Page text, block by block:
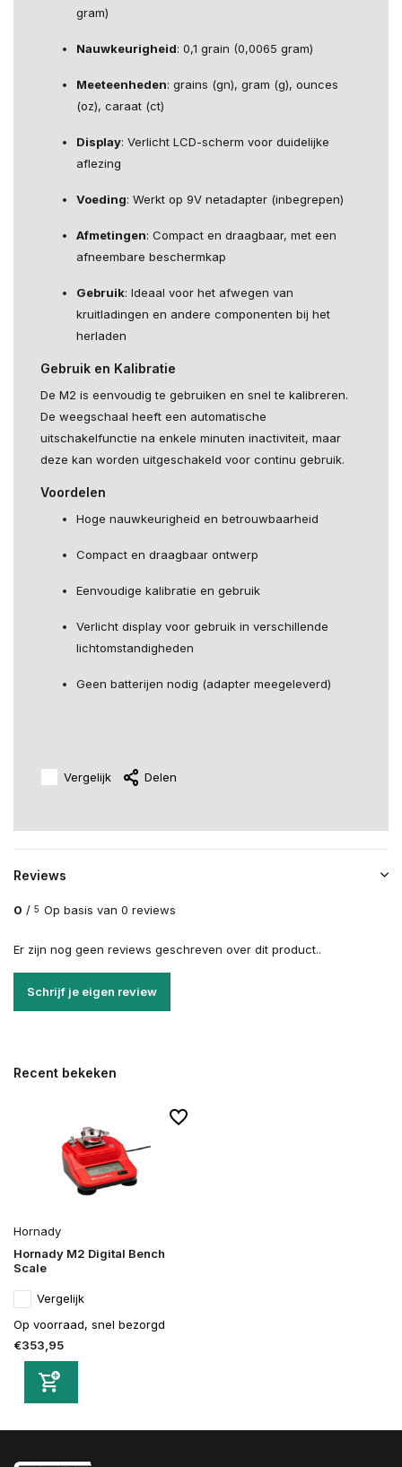
gram)
Nauwkeurigheid: 0,1 grain (0,0065 gram)
Meeteenheden: grains (gn), gram (g), ounces
(oz), caraat (ct)
Display: Verlicht LCD-scherm voor duidelijke
aflezing
Voeding: Werkt op 9V netadapter (inbegrepen)
Afmetingen: Compact en draagbaar, met een
afneembare beschermkap
Gebruik: Ideaal voor het afwegen van
kruitladingen en andere componenten bij het
herladen
Gebruik en Kalibratie
De M2 is eenvoudig te gebruiken en snel te kalibreren.
De weegschaal heeft een automatische
uitschakelfunctie na enkele minuten inactiviteit, maar
deze kan worden uitgeschakeld voor continu gebruik.
Voordelen
Hoge nauwkeurigheid en betrouwbaarheid
Compact en draagbaar ontwerp
Eenvoudige kalibratie en gebruik
Verlicht display voor gebruik in verschillende
lichtomstandigheden
Geen batterijen nodig (adapter meegeleverd)
Vergelijk Delen
Reviews
0 / 5 Op basis van 0 reviews
Er zijn nog geen reviews geschreven over dit product..
Schrijf je eigen review
Recent bekeken
Hornady
Hornady M2 Digital Bench
Scale
Vergelijk
Op voorraad, snel bezorgd
€353,95